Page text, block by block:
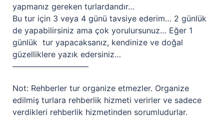
yapmanız gereken turlardandır…
Bu tur için 3 veya 4 günü tavsiye ederim… 2 günlük
de yapabilirsiniz ama çok yorulursunuz… Eğer 1
günlük tur yapacaksanız, kendinize ve doğal
güzelliklere yazık edersiniz…
—————————–
Not: Rehberler tur organize etmezler. Organize
edilmiş turlara rehberlik hizmeti verirler ve sadece
verdikleri rehberlik hizmetinden sorumludurlar.